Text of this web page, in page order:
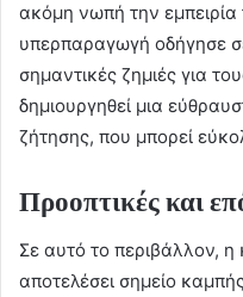
ακόμη νωπή την
υπερπαραγωγή οδήγησε
σημαντικές ζημιές για
δημιουργηθεί μια
ζήτησης, που μπορεί
Προοπτικές και
Σε αυτό το περιβάλλον, η
αποτελέσει σημείο